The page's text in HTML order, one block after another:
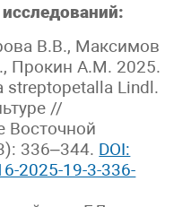
В.В., Максимов
Прокин А.М. 2025.
streptopetalla Lindl.
//
Восточной
336–344. DOI:
2025-19-3-336-